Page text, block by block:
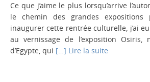
Ce que j’aime le plus lorsqu’arrive
le chemin des grandes expositions
inaugurer cette rentrée culturelle, j’ai
au vernissage de l’exposition Osiris,
d’Egypte, qui […] Lire la suite